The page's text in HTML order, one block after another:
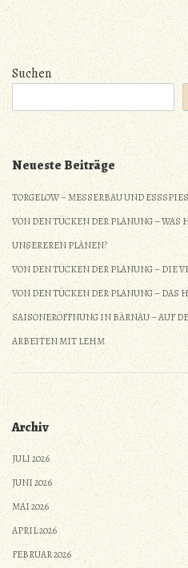
Suchen
Neueste Beiträge
TORGELOW – MESSERBAU UND
VON DEN TÜCKEN DER PLANUNG –
UNSEREREN PLÄNEN?
VON DEN TÜCKEN DER PLANUNG – DIE
VON DEN TÜCKEN DER PLANUNG – DAS
SAISONERÖFFNUNG IN BÄRNAU – AUF
ARBEITEN MIT LEHM
Archiv
JULI 2026
JUNI 2026
MAI 2026
APRIL 2026
FEBRUAR 2026